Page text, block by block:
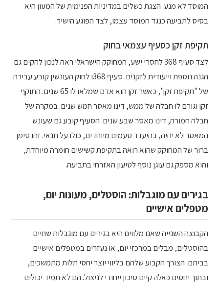
המוסד לא מנע. הצגת כשלים במדיניות הפנימית של המעון היא
בסיס לתביעה כנגד המוסד עצמו, לצד הפוגע הישיר.
תקיפת זקן כסעיף עצמאי בחוק
לצד סעיף 368 לחסרי ישע, המחוקק הישראלי ראה לנכון להקים גם
הגנה נוספת וייעודית לזקנים. סעיף 368ו לחוק העונשין קובע עבירה
של "תקיפת זקן", כאשר זקן הוא אדם שמלאו לו 65 שנים. התוקף
זקן וגורם לו חבלה של ממש, דינו מאסר חמש שנים. במקרה של
חבלה חמורה, דינו מאסר שבע שנים. הסעיף קובע גם שעונש
המאסר לא יהיה, בהיעדר טעמים מיוחדים, כולו על תנאי. זהו סימן
ברור של המחוקק שהוא רואה בתקיפת קשישים חומרה מיוחדת,
והוא מספק גם עוגן נוסף לטיעון האזרחי בתביעה.
בגירים עם מוגבלות: הוסטלים, מעונות יום,
מטפלים אישיים
הקבוצה השנייה שאנו מלווים היא בגירים עם מוגבלות שחיים
בהוסטלים, מבלים במרכזי יום, או נעזרים במטפלים אישיים
בביתם. הצורך הקבוע שלהם בליווי יוצר יחסי תלות מתמשכים,
ובתוך יחסים כאלה קיים סיכון ייחודי לניצול. הם לא תמיד יכולים